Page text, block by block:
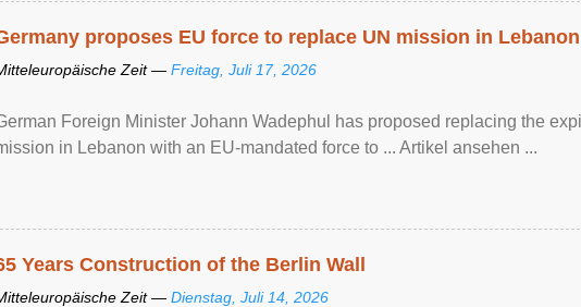
proposes EU force to replace UN mission in Lebanon
Zeit — Freitag, Juli 17, 2026
Foreign Minister Johann Wadephul has proposed replacing the
​in Lebanon with an EU-mandated force ‌to ... Artikel ansehen ...
Years Construction of the Berlin Wall
Zeit — Dienstag, Juli 14, 2026